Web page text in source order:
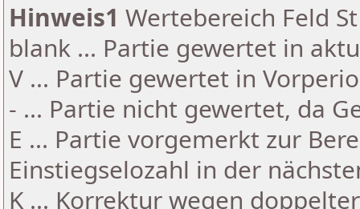
Hinweis1 Wertebereich Feld
blank ... Partie gewertet in
V ... Partie gewertet in
- ... Partie nicht gewertet, da
E ... Partie vorgemerkt zur
Einstiegselozahl in der
K ... Korrektur wegen